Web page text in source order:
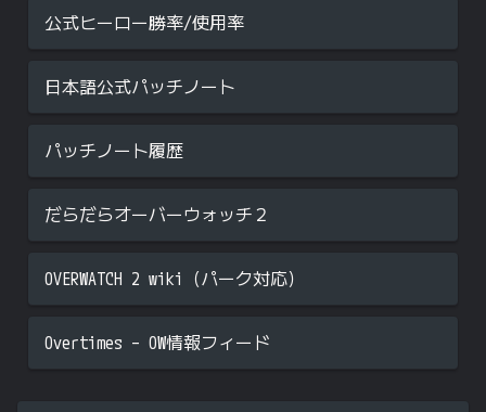
公式ヒーロー勝率/使用率
日本語公式パッチノート
パッチノート履歴
だらだらオーバーウォッチ２
OVERWATCH 2 wiki（パーク対応）
Overtimes – OW情報フィード